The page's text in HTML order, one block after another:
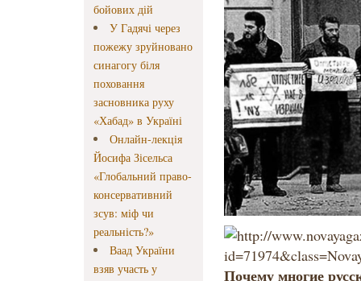
бойових дій
У Гадячі через
пожежу зруйновано
синагогу біля
поховання
засновника руху
«Хабад» в Україні
Онлайн-лекція
Йосифа Зісельса
«Глобальний право-
консервативний
зсув: міф чи
реальність?»
Ваад України
взяв участь у
Почему многие